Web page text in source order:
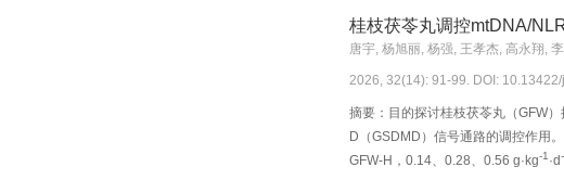
ALP、TBA的含量显著降低（
调）及498个靶基因，rno-miRNA-
20个下调的关键靶基因显著关联
维化提供理论依据。
桂枝茯苓丸调控mtDNA/
唐宇, 杨旭丽, 杨强, 王孝杰, 高永翔,
2026, 32(14): 91-99. DOI:
摘要：目的探讨桂枝茯苓丸（GFW
D（GSDMD）信号通路的调控作用
GFW-H，0.14、0.28、0.56 g·kg-1·d